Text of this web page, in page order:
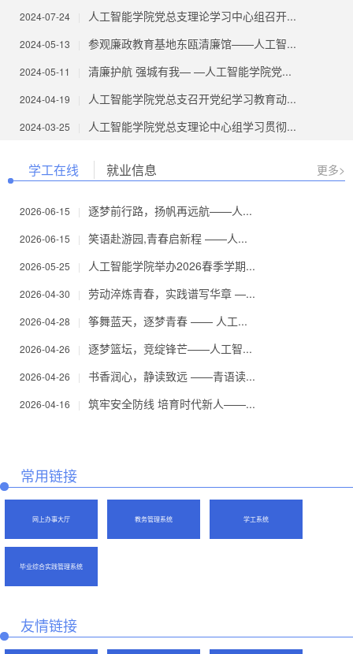
2024-07-24 人工智能学院党总支理论学习中心组召开...
2024-05-13 参观廉政教育基地东瓯清廉馆——人工智...
2024-05-11 清廉护航 强城有我— —人工智能学院党...
2024-04-19 人工智能学院党总支召开党纪学习教育动...
2024-03-25 人工智能学院党总支理论中心组学习贯彻...
学工在线 就业信息 更多>
2026-06-15 | 逐梦前行路，扬帆再远航——人...
2026-06-15 | 笑语赴游园,青春启新程 ——人...
2026-05-25 | 人工智能学院举办2026春季学期...
2026-04-30 | 劳动淬炼青春，实践谱写华章 —...
2026-04-28 | 筝舞蓝天，逐梦青春 —— 人工...
2026-04-26 | 逐梦篮坛，竞绽锋芒——人工智...
2026-04-26 | 书香润心，静读致远 ——青语读...
2026-04-16 | 筑牢安全防线 培育时代新人——...
常用链接
网上办事大厅 教务管理系统 学工系统
毕业综合实践管理系统
友情链接